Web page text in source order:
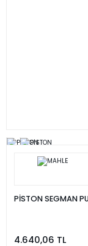
PİSTON SEGMAN
4.640,06 TL